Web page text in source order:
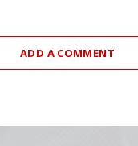
ADD A COMMENT